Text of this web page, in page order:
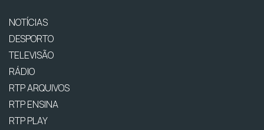
NOTÍCIAS
DESPORTO
TELEVISÃO
RÁDIO
RTP ARQUIVOS
RTP ENSINA
RTP PLAY